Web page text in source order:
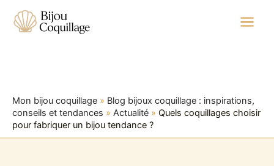
contenu
Mon bijou coquillage » Blog bijoux coquillage : inspirations,
conseils et tendances » Actualité » Quels coquillages choisir
pour fabriquer un bijou tendance ?